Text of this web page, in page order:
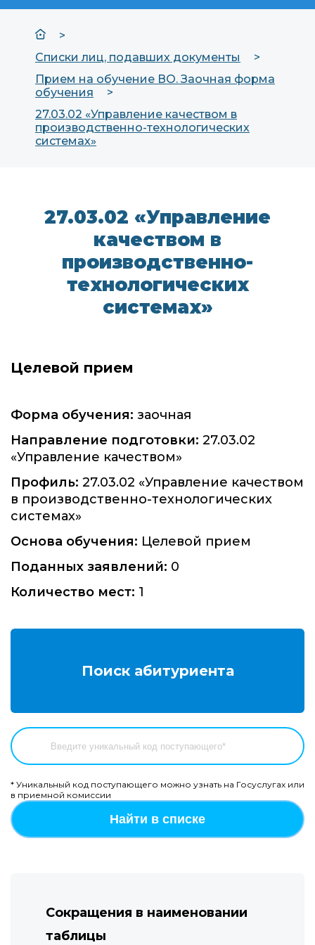
Списки лиц, подавших документы
Прием на обучение ВО. Заочная форма
обучения
27.03.02 «Управление качеством в
производственно-технологических
системах»
27.03.02 «Управление
качеством в
производственно-
технологических
системах»
Целевой прием
Форма обучения: заочная
Направление подготовки: 27.03.02
«Управление качеством»
Профиль: 27.03.02 «Управление качеством
в производственно-технологических
системах»
Основа обучения: Целевой прием
Поданных заявлений: 0
Количество мест: 1
Поиск абитуриента
* Уникальный код поступающего можно узнать на Госуслугах или
в приемной комиссии
Найти в списке
Сокращения в наименовании
таблицы